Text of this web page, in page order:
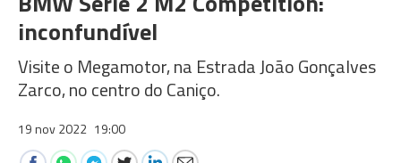
inconfundível
Visite o Megamotor, na Estrada João Gonçalves
Zarco, no centro do Caniço.
19 nov 2022 19:00